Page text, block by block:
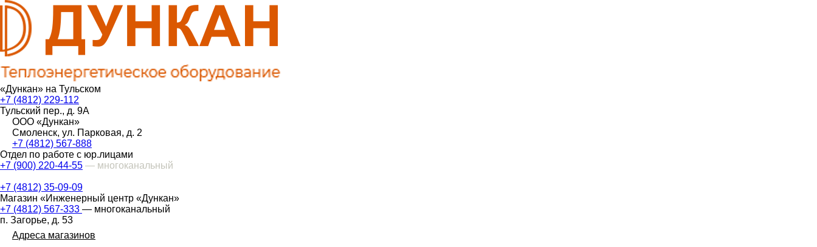
«Дункан» на Тульском
+7 (4812) 229-112
Тульский пер., д. 9А
ООО «Дункан»
Смоленск, ул. Парковая, д. 2
+7 (4812) 567-888
Отдел по работе с юр.лицами
+7 (900) 220-44-55 — многоканальный
+7 (4812) 35-09-09
Магазин «Инженерный центр «Дункан»
+7 (4812) 567-333 — многоканальный
п. Загорье, д. 53
Адреса магазинов